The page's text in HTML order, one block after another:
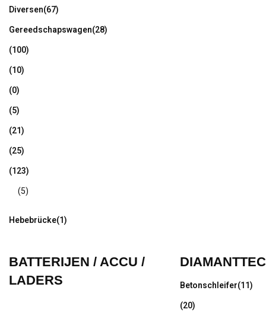
Diversen(67)
Gereedschapswagen(28)
(100)
(10)
(0)
(5)
(21)
(25)
(123)
(5)
Hebebrücke(1)
BATTERIJEN / ACCU /
LADERS
Betonschleifer(11)
(20)